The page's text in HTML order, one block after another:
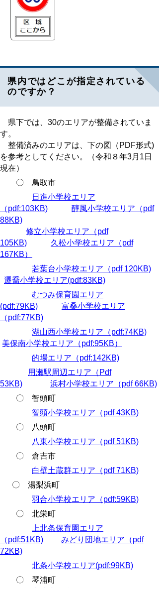
県内ではどこが指定されている
のですか？
県下では、30のエリアが整備されていま
す。
整備済みのエリアは、下の図（PDF形式)
を参考としてください。（令和８年3月1日
現在）
〇 鳥取市
日進小学校エリア
（pdf:103KB)
醇風小学校エリア（pdf
88KB)
修立小学校エリア（pdf
105KB)
久松小学校エリア（pdf
167KB）
若葉台小学校エリア（pdf 120KB)
遷喬小学校エリア(pdf:83KB)
むつみ保育園エリア
(pdf:79KB)
富桑小学校エリア
（pdf:77KB)
湖山西小学校エリア（pdf:74KB)
美保南小学校エリア（pdf:95KB）
的場エリア（pdf:142KB)
用瀬駅周辺エリア（Pdf
53KB)
浜村小学校エリア（pdf 66KB)
〇 智頭町
智頭小学校エリア（pdf 43KB)
〇 八頭町
八東小学校エリア（pdf 51KB)
〇 倉吉市
白壁土蔵群エリア（pdf 71KB)
〇 湯梨浜町
羽合小学校エリア（pdf:59KB)
〇 北栄町
上北条保育園エリア
（pdf:51KB)
みどり団地エリア（pdf
72KB)
北条小学校エリア(pdf:99KB)
〇 琴浦町